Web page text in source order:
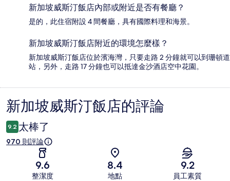
新加坡威斯汀飯店內部或附近是否有餐廳？
是的，此住宿附設 4 間餐廳，具有國際料理和海景。
新加坡威斯汀飯店附近的環境怎麼樣？
新加坡威斯汀飯店位於濱海灣，只要走路 2 分鐘就可以到珊頓道
站，另外，走路 17 分鐘也可以抵達金沙酒店空中花園。
評
論
新加坡威斯汀飯店的評論
9.2 太棒了
970 則評論
9.6
整潔度
8.4
地點
9.2
員工素質